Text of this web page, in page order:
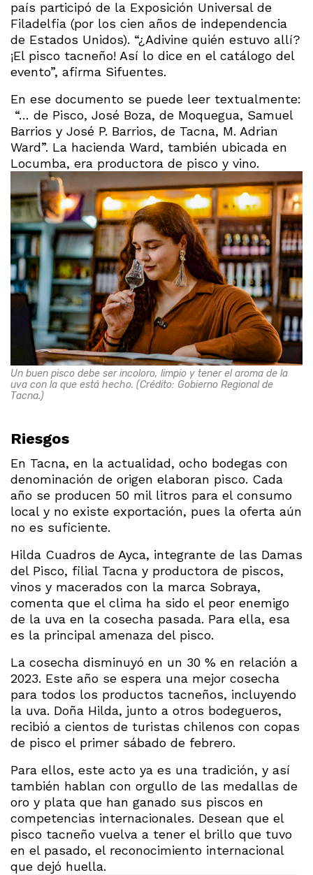
país participó de la Exposición Universal de
Filadelfia (por los cien años de independencia
de Estados Unidos). “¿Adivine quién estuvo allí?
¡El pisco tacneño! Así lo dice en el catálogo del
evento”, afirma Sifuentes.
En ese documento se puede leer textualmente:
“… de Pisco, José Boza, de Moquegua, Samuel
Barrios y José P. Barrios, de Tacna, M. Adrian
Ward”. La hacienda Ward, también ubicada en
Locumba, era productora de pisco y vino.
Un buen pisco debe ser incoloro, limpio y tener el aroma de la
uva con la que está hecho. (Crédito: Gobierno Regional de
Tacna.)
Riesgos
En Tacna, en la actualidad, ocho bodegas con
denominación de origen elaboran pisco. Cada
año se producen 50 mil litros para el consumo
local y no existe exportación, pues la oferta aún
no es suficiente.
Hilda Cuadros de Ayca, integrante de las Damas
del Pisco, filial Tacna y productora de piscos,
vinos y macerados con la marca Sobraya,
comenta que el clima ha sido el peor enemigo
de la uva en la cosecha pasada. Para ella, esa
es la principal amenaza del pisco.
La cosecha disminuyó en un 30 % en relación a
2023. Este año se espera una mejor cosecha
para todos los productos tacneños, incluyendo
la uva. Doña Hilda, junto a otros bodegueros,
recibió a cientos de turistas chilenos con copas
de pisco el primer sábado de febrero.
Para ellos, este acto ya es una tradición, y así
también hablan con orgullo de las medallas de
oro y plata que han ganado sus piscos en
competencias internacionales. Desean que el
pisco tacneño vuelva a tener el brillo que tuvo
en el pasado, el reconocimiento internacional
que dejó huella.